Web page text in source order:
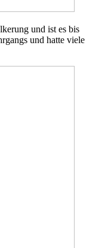
und ist es bis
und hatte viele